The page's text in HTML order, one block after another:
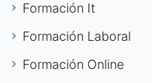
Formación It
Formación Laboral
Formación Online